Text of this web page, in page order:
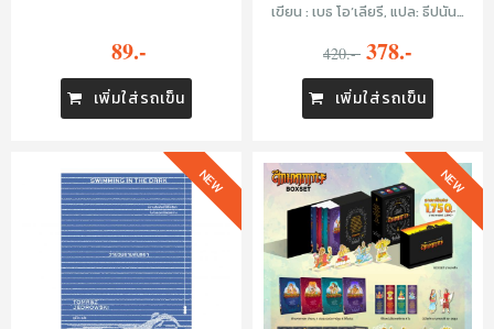
89.-
เพิ่มใส่รถเข็น
เขียน : เบธ โอ’เลียรี, แปล: ธีปนันท์
420.- 378.-
เพิ่มใส่รถเข็น
NEW NEW